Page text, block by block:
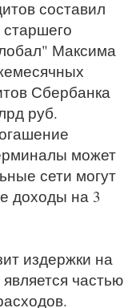
составил
Максима
Сбербанка
руб.
может
сети могут
доходы на 3
издержки на
частью